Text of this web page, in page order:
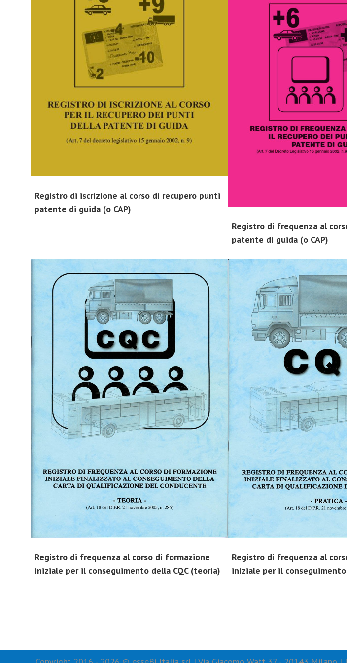
Registro di iscrizione al corso di recupero punti
patente di guida (o CAP)
Registro di frequenza al
patente di guida (o CAP)
Registro di frequenza al corso di formazione
iniziale per il conseguimento della CQC (teoria)
Registro di frequenza al
iniziale per il conseguimento